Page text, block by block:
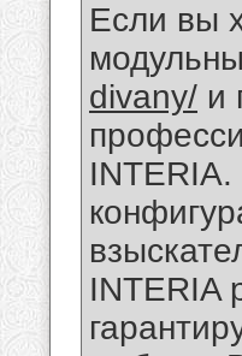
Если вы
divany/ и
INTERIA